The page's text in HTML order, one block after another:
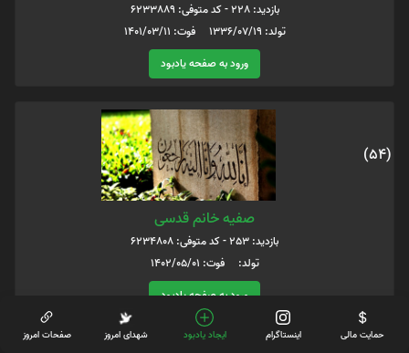
بازدید: 228 - کد متوفی: 6233889
تولد: 1336/07/19 فوت: 1401/03/11
ورود به صفحه یادبود
(54)
صفیه خانم قدسی
بازدید: 253 - کد متوفی: 6234808
تولد: فوت: 1402/05/01
ورود به صفحه یادبود
حمایت مالی اینستاگرام ایجاد یادبود شهدای امروز صفحات امروز